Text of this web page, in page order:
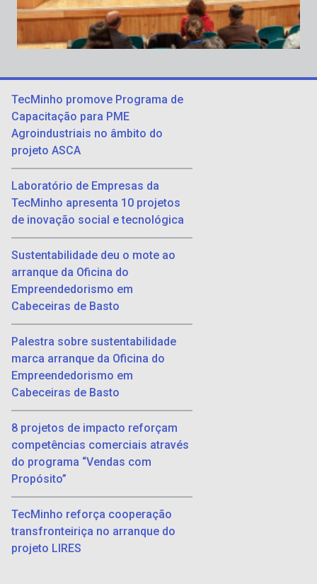
TecMinho promove Programa de
Capacitação para PME
Agroindustriais no âmbito do
projeto ASCA
Laboratório de Empresas da
TecMinho apresenta 10 projetos
de inovação social e tecnológica
Sustentabilidade deu o mote ao
arranque da Oficina do
Empreendedorismo em
Cabeceiras de Basto
Palestra sobre sustentabilidade
marca arranque da Oficina do
Empreendedorismo em
Cabeceiras de Basto
8 projetos de impacto reforçam
competências comerciais através
do programa “Vendas com
Propósito”
TecMinho reforça cooperação
transfronteiriça no arranque do
projeto LIRES